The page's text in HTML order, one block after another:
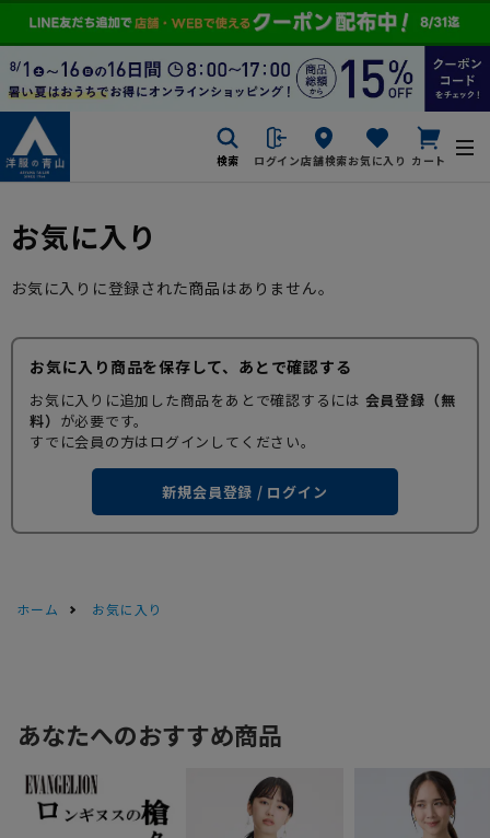
検索 ログイン店舗検索お気に入り カート
お気に入り
お気に入りに登録された商品はありません。
お気に入り商品を保存して、あとで確認する
お気に入りに追加した商品をあとで確認するには 会員登録（無
料） が必要です。
すでに会員の方はログインしてください。
新規会員登録 / ログイン
ホーム お気に入り